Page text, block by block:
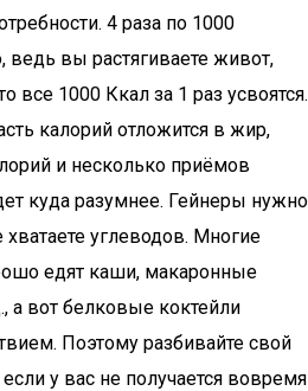
4 раза по 1000
ведь вы растягиваете живот,
все 1000 Ккал за 1 раз усвоятся.
калорий отложится в жир,
и несколько приёмов
куда разумнее. Гейнеры нужно
углеводов. Многие
едят каши, макаронные
а вот белковые коктейли
Поэтому разбивайте свой
у вас не получается вовремя